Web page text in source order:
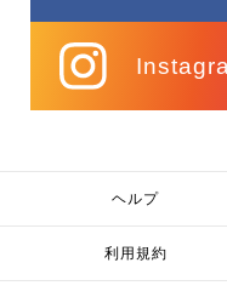
ヘルプ
利用規約